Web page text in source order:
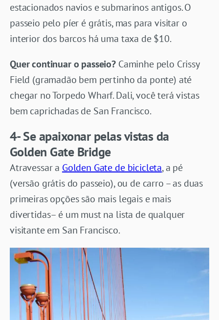
estacionados navios e submarinos antigos. O
passeio pelo píer é grátis, mas para visitar o
interior dos barcos há uma taxa de $10.
Quer continuar o passeio? Caminhe pelo Crissy
Field (gramadão bem pertinho da ponte) até
chegar no Torpedo Wharf. Dali, você terá vistas
bem caprichadas de San Francisco.
4- Se apaixonar pelas vistas da
Golden Gate Bridge
Atravessar a Golden Gate de bicicleta, a pé
(versão grátis do passeio), ou de carro – as duas
primeiras opções são mais legais e mais
divertidas– é um must na lista de qualquer
visitante em San Francisco.